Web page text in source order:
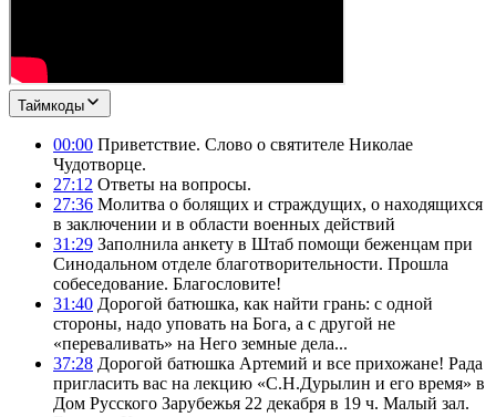
Таймкоды
00:00 Приветствие. Слово о святителе Николае
Чудотворце.
27:12 Ответы на вопросы.
27:36 Молитва о болящих и страждущих, о находящихся
в заключении и в области военных действий
31:29 Заполнила анкету в Штаб помощи беженцам при
Синодальном отделе благотворительности. Прошла
собеседование. Благословите!
31:40 Дорогой батюшка, как найти грань: с одной
стороны, надо уповать на Бога, а с другой не
«переваливать» на Него земные дела...
37:28 Дорогой батюшка Артемий и все прихожане! Рада
пригласить вас на лекцию «С.Н.Дурылин и его время» в
Дом Русского Зарубежья 22 декабря в 19 ч. Малый зал.